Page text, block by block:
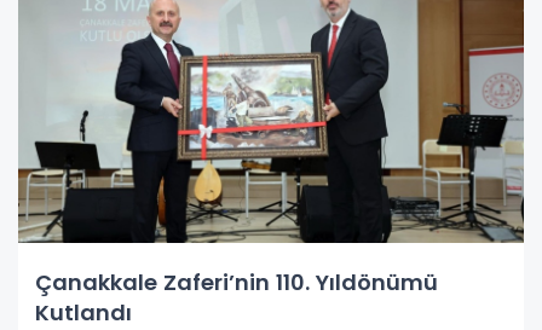
Çanakkale Zaferi’nin 110. Yıldönümü
Kutlandı